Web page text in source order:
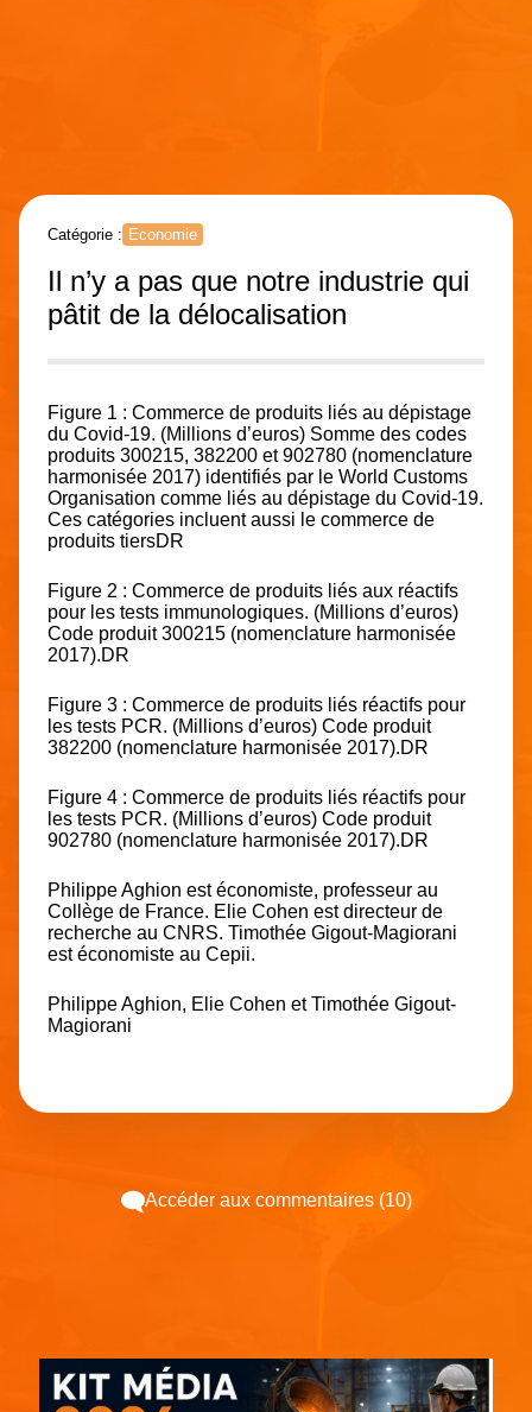
Catégorie : Economie
Il n’y a pas que notre industrie qui
pâtit de la délocalisation
Figure 1 : Commerce de produits liés au dépistage
du Covid-19. (Millions d’euros) Somme des codes
produits 300215, 382200 et 902780 (nomenclature
harmonisée 2017) identifiés par le World Customs
Organisation comme liés au dépistage du Covid-19.
Ces catégories incluent aussi le commerce de
produits tiersDR
Figure 2 : Commerce de produits liés aux réactifs
pour les tests immunologiques. (Millions d’euros)
Code produit 300215 (nomenclature harmonisée
2017).DR
Figure 3 : Commerce de produits liés réactifs pour
les tests PCR. (Millions d’euros) Code produit
382200 (nomenclature harmonisée 2017).DR
Figure 4 : Commerce de produits liés réactifs pour
les tests PCR. (Millions d’euros) Code produit
902780 (nomenclature harmonisée 2017).DR
Philippe Aghion est économiste, professeur au
Collège de France. Elie Cohen est directeur de
recherche au CNRS. Timothée Gigout-Magiorani
est économiste au Cepii.
Philippe Aghion, Elie Cohen et Timothée Gigout-
Magiorani
Accéder aux commentaires (10)